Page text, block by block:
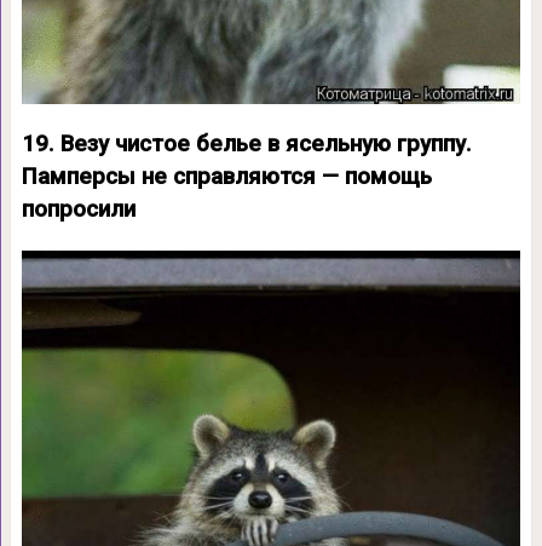
19. Везу чистое белье в ясельную группу.
Памперсы не справляются — помощь
попросили